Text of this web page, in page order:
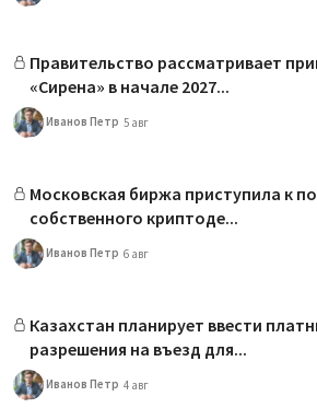
Правительство рассматривает
«Сирена» в начале 2027...
Иванов Петр 5 авг
Московская биржа приступила к
собственного криптоде...
Иванов Петр 6 авг
Казахстан планирует ввести
разрешения на въезд для...
Иванов Петр 4 авг